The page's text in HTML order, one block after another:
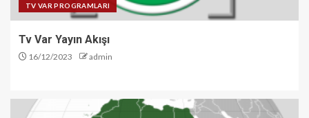
TV VAR PROGRAMLARI
Tv Var Yayın Akışı
16/12/2023 admin